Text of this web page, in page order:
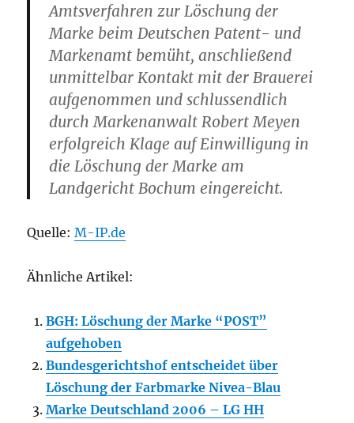
Amtsverfahren zur Löschung der
Marke beim Deutschen Patent- und
Markenamt bemüht, anschließend
unmittelbar Kontakt mit der Brauerei
aufgenommen und schlussendlich
durch Markenanwalt Robert Meyen
erfolgreich Klage auf Einwilligung in
die Löschung der Marke am
Landgericht Bochum eingereicht.
Quelle:M-IP.de
Ähnliche Artikel:
BGH: Löschung der Marke “POST”
aufgehoben
Bundesgerichtshof entscheidet über
Löschung der Farbmarke Nivea-Blau
Marke Deutschland 2006 – LG HH